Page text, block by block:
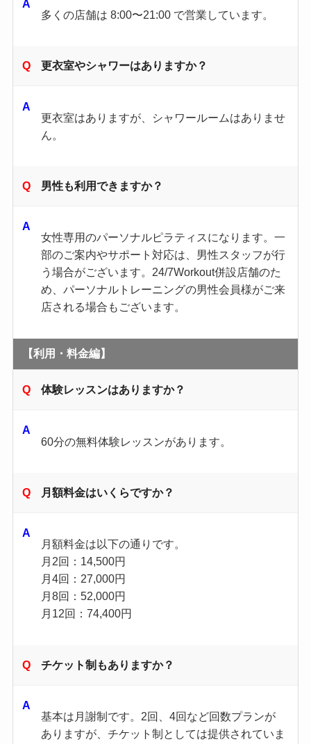
多くの店舗は 8:00〜21:00 で営業しています。
更衣室やシャワーはありますか？
更衣室はありますが、シャワールームはありませ
ん。
男性も利用できますか？
女性専用のパーソナルピラティスになります。一
部のご案内やサポート対応は、男性スタッフが行
う場合がございます。24/7Workout併設店舗のた
め、パーソナルトレーニングの男性会員様がご来
店される場合もございます。
【利用・料金編】
体験レッスンはありますか？
60分の無料体験レッスンがあります。
月額料金はいくらですか？
月額料金は以下の通りです。
月2回：14,500円
月4回：27,000円
月8回：52,000円
月12回：74,400円
チケット制もありますか？
基本は月謝制です。2回、4回など回数プランが
ありますが、チケット制としては提供されていま